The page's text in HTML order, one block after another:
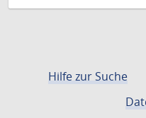
Hilfe zur Suche